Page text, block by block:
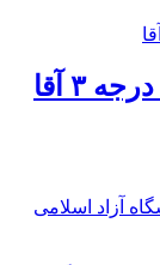
۳ آقا